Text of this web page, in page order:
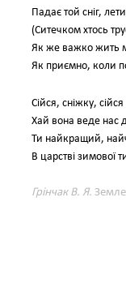
Падає той сніг,
(Ситечком хтось
Як же важко жить
Як приємно, коли
Сійся, сніжку,
Хай вона веде нас
Ти найкращий,
В царстві зимової
Грінчак В. Я.